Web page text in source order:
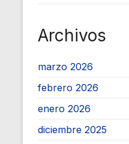
Archivos
marzo 2026
febrero 2026
enero 2026
diciembre 2025